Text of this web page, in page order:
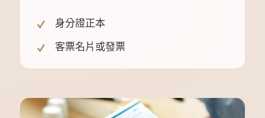
身分證正本
客票名片或發票